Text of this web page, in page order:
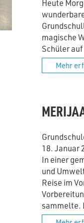
Heute
magische
Schüler
Mehr
18. Januar
In einer
und
Reise im
sammelte.